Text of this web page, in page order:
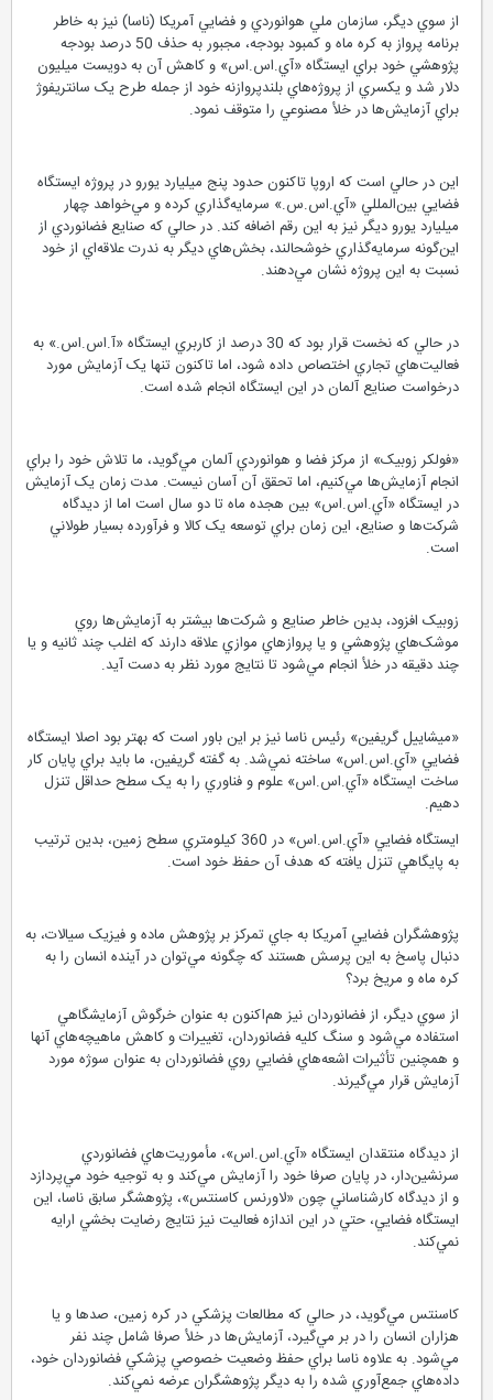
از سوي ديگر، سازمان ملي هوانوردي و فضايي آمريکا (ناسا) نيز به خاطر
برنامه پرواز به کره ماه و کمبود بودجه، مجبور به حذف 50 درصد بودجه
پژوهشي خود براي ايستگاه «آي.اس.اس» و کاهش آن به دويست ميليون
دلار شد و يکسري از پروژه‌هاي بلندپروازنه خود از جمله طرح يک سانتريفوژ
براي آزمايش‌ها در خلأ مصنوعي را متوقف نمود.
اين در حالي است که اروپا تاکنون حدود پنج ميليارد يورو در پروژه ايستگاه
فضايي بين‌المللي «آي.اس.س.» سرمايه‌گذاري کرده و مي‌خواهد چهار
ميليارد يورو ديگر نيز به اين رقم اضافه کند. در حالي که صنايع فضانوردي از
اين‌گونه سرمايه‌گذاري خوشحالند، بخش‌هاي ديگر به ندرت علاقه‌اي از خود
نسبت به اين پروژه نشان مي‌دهند.
در حالي که نخست قرار بود که 30 درصد از کاربري ايستگاه «آ.اس.اس.» به
فعاليت‌هاي تجاري اختصاص داده شود، اما تاکنون تنها يک آزمايش مورد
درخواست صنايع آلمان در اين ايستگاه انجام شده است.
«فولکر زوبيک» از مرکز فضا و هوانوردي آلمان مي‌گويد، ما تلاش خود را براي
انجام آزمايش‌ها مي‌کنيم، اما تحقق آن آسان نيست. مدت زمان يک آزمايش
در ايستگاه «آي.اس.اس» بين هجده ماه تا دو سال است اما از ديدگاه
شرکت‌ها و صنايع، اين زمان براي توسعه يک کالا و فرآورده بسيار طولاني
است.
زوبيک افزود، بدين خاطر صنايع و شرکت‌ها بيشتر به آزمايش‌ها روي
موشک‌هاي پژوهشي و يا پروازهاي موازي علاقه دارند که اغلب چند ثانيه و يا
چند دقيقه در خلأ انجام مي‌شود تا نتايج مورد نظر به دست آيد.
«ميشاييل گريفين» رئيس ناسا نيز بر اين باور است که بهتر بود اصلا ايستگاه
فضايي «آي.اس.اس» ساخته نمي‌شد. به گفته گريفين، ما بايد براي پايان کار
ساخت ايستگاه «آي.اس.اس» علوم و فناوري را به يک سطح حداقل تنزل
دهيم.
ايستگاه فضايي «آي.اس.اس» در 360 کيلومتري سطح زمين، بدين ترتيب
به پايگاهي تنزل يافته که هدف آن حفظ خود است.
پژوهشگران فضايي آمريکا به جاي تمرکز بر پژوهش ماده و فيزيک سيالات، به
دنبال پاسخ به اين پرسش هستند که چگونه مي‌توان در آينده انسان را به
کره ماه و مريخ برد؟
از سوي ديگر، از فضانوردان نيز هم‌اكنون به عنوان خرگوش آزمايشگاهي
استفاده مي‌شود و سنگ کليه فضانوردان، تغييرات و کاهش ماهيچه‌هاي آنها
و همچنين تأثيرات اشعه‌هاي فضايي روي فضانوردان به عنوان سوژه مورد
آزمايش قرار مي‌گيرند.
از ديدگاه منتقدان ايستگاه «آي.اس.اس»، مأموريت‌هاي فضانوردي
سرنشين‌دار، در پايان صرفا خود را آزمايش مي‌کند و به توجيه خود مي‌پردازد
و از ديدگاه کارشناساني چون «لاورنس کاسنتس»، پژوهشگر سابق ناسا، اين
ايستگاه فضايي، حتي در اين اندازه فعاليت نيز نتايج رضايت بخشي ارايه
نمي‌کند.
کاسنتس مي‌گويد، در حالي که مطالعات پزشکي در کره زمين، صدها و يا
هزاران انسان را در بر مي‌گيرد، آزمايش‌ها در خلأ صرفا شامل چند نفر
مي‌شود. به علاوه ناسا براي حفظ وضعيت خصوصي پزشکي فضانوردان خود،
داده‌هاي جمع‌آوري شده را به ديگر پژوهشگران عرضه نمي‌کند.